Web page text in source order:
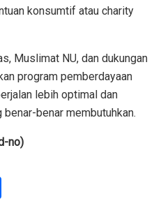
konsumtif atau charity
Muslimat NU, dan dukungan
program pemberdayaan
lebih optimal dan
benar membutuhkan.
no)